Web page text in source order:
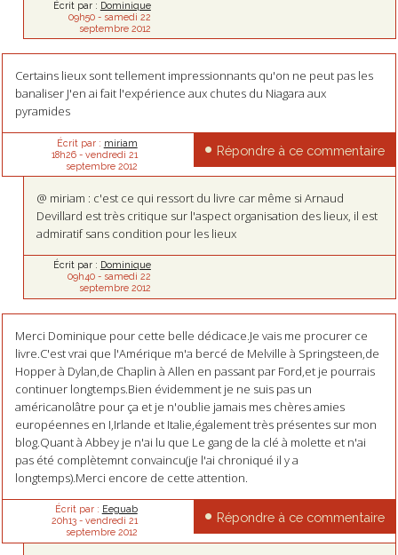
Écrit par : Dominique
09h50- samedi 22
septembre 2012
Certains lieux sont tellement impressionnants qu'on ne peut pas les
banaliser J'en ai fait l'expérience aux chutes du Niagara aux
pyramides
Écrit par : miriam
18h26- vendredi 21
septembre 2012
Répondre à ce commentaire
@ miriam : c'est ce qui ressort du livre car même si Arnaud
Devillard est très critique sur l'aspect organisation des lieux, il est
admiratif sans condition pour les lieux
Écrit par : Dominique
09h40- samedi 22
septembre 2012
Merci Dominique pour cette belle dédicace.Je vais me procurer ce
livre.C'est vrai que l'Amérique m'a bercé de Melville à Springsteen,de
Hopper à Dylan,de Chaplin à Allen en passant par Ford,et je pourrais
continuer longtemps.Bien évidemment je ne suis pas un
américanolâtre pour ça et je n'oublie jamais mes chères amies
européennes en I,Irlande et Italie,également très présentes sur mon
blog.Quant à Abbey je n'ai lu que Le gang de la clé à molette et n'ai
pas été complètemnt convaincu(je l'ai chroniqué il y a
longtemps).Merci encore de cette attention.
Écrit par : Eeguab
20h13- vendredi 21
septembre 2012
Répondre à ce commentaire